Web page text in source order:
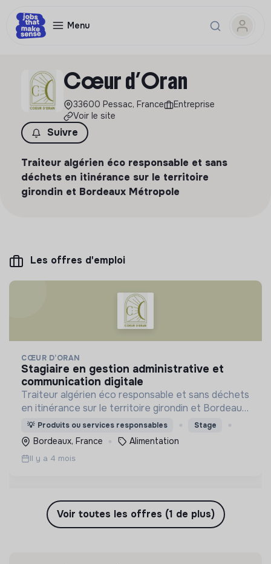
Menu
Cœur d’Oran
33600 Pessac, France
Entreprise
Voir le site
Suivre
Traiteur algérien éco responsable et sans
déchets en itinérance sur le territoire
girondin et Bordeaux Métropole
Les offres d'emploi
CŒUR D’ORAN
stagiaire en gestion administrative et
communication digitale
Traiteur algérien éco responsable et sans déchets
en itinérance sur le territoire girondin et Bordeaux
Métropole
💡 Produits ou services responsables Stage
Bordeaux, France Alimentation
Il y a 4 mois
Voir toutes les offres (1 de plus)